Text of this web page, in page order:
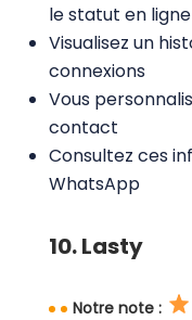
le statut en ligne
Visualisez un
connexions
Vous
contact
Consultez ces
WhatsApp
10. Lasty
Notre note :